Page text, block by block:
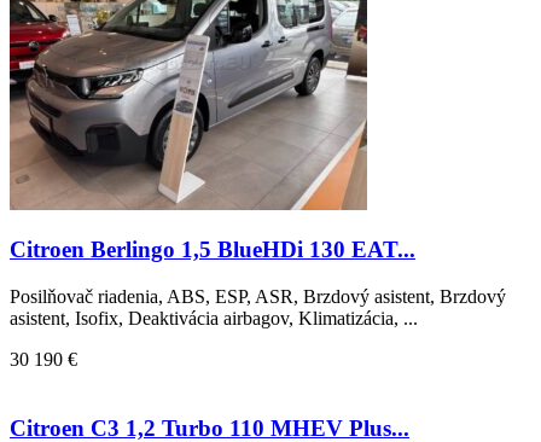
Citroen Berlingo 1,5 BlueHDi 130 EAT...
Posilňovač riadenia, ABS, ESP, ASR, Brzdový asistent, Brzdový
asistent, Isofix, Deaktivácia airbagov, Klimatizácia, ...
30 190 €
Citroen C3 1,2 Turbo 110 MHEV Plus...